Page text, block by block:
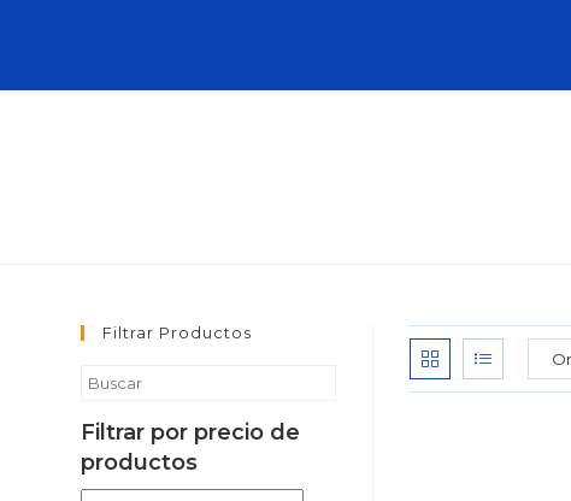
Filtrar Productos
Filtrar por precio de
productos